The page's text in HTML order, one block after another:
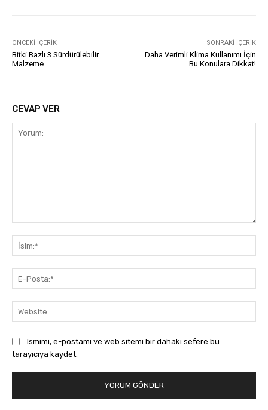
ÖNCEKI İÇERIK
Bitki Bazlı 3 Sürdürülebilir
Malzeme
SONRAKI İÇERIK
Daha Verimli Klima Kullanımı İçin
Bu Konulara Dikkat!
CEVAP VER
Ismimi, e-postamı ve web sitemi bir dahaki sefere bu
tarayıcıya kaydet.